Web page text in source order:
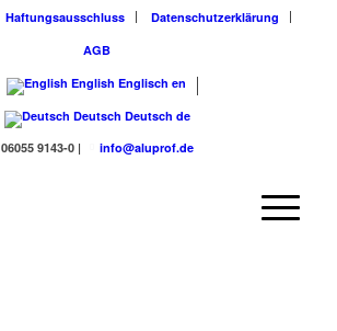
Haftungsausschluss
Datenschutzerklärung
AGB
English Englisch en
Deutsch Deutsch de
06055 9143-0 | info@aluprof.de